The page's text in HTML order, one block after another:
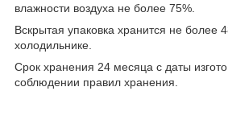
влажности воздуха не более 75%.
Вскрытая упаковка хранится не более
холодильнике.
Срок хранения 24 месяца с даты
соблюдении правил хранения.